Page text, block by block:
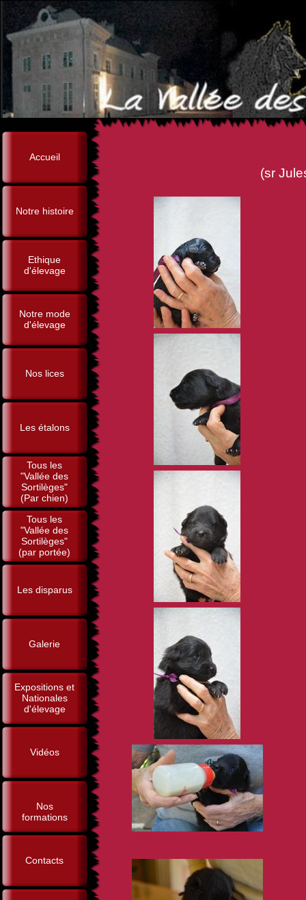
Accueil
Notre histoire
Ethique
d'élevage
Notre mode
d'élevage
Nos lices
Les étalons
Tous les
"Vallée des
Sortilèges"
(Par chien)
Tous les
"Vallée des
Sortilèges"
(par portée)
Les disparus
Galerie
Expositions et
Nationales
d'élevage
Vidéos
Nos
formations
Contacts
(sr Jules-César de la